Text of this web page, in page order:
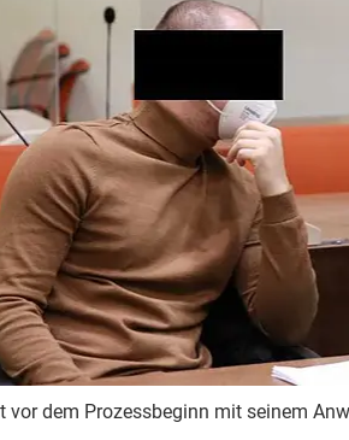
vor dem Prozessbeginn mit seinem